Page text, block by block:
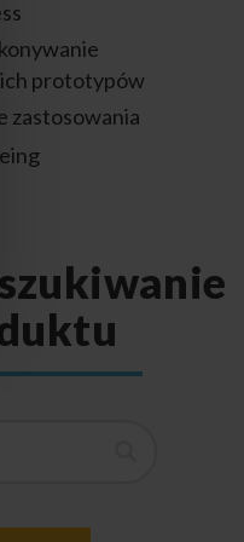
prototypów
zastosowania